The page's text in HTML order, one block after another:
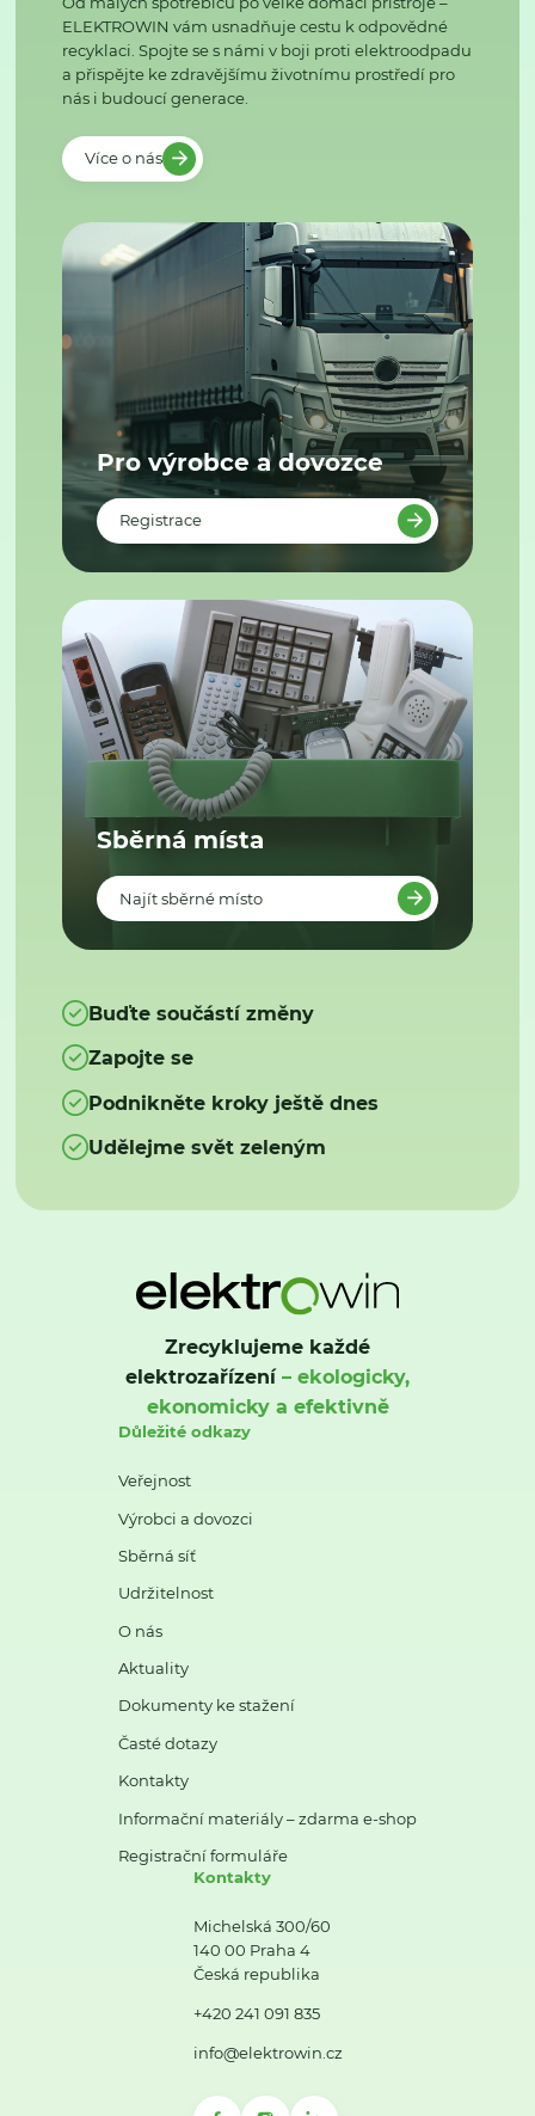
ELEKTROWIN vám usnadňuje cestu k odpovědné
recyklaci. Spojte se s námi v boji proti elektroodpadu
a přispějte ke zdravějšímu životnímu prostředí pro
nás i budoucí generace.
Více o nás
Pro výrobce a dovozce
Registrace
Sběrná místa
Najít sběrné místo
Buďte součástí změny
Zapojte se
Podnikněte kroky ještě dnes
Udělejme svět zeleným
Zrecyklujeme každé
elektrozařízení– ekologicky,
ekonomicky a efektivně
Důležité odkazy
Veřejnost
Výrobci a dovozci
Sběrná síť
Udržitelnost
O nás
Aktuality
Dokumenty ke stažení
Časté dotazy
Kontakty
Informační materiály – zdarma e-shop
Registrační formuláře
Kontakty
Michelská 300/60
140 00 Praha 4
Česká republika
+420 241 091 835
info@elektrowin.cz